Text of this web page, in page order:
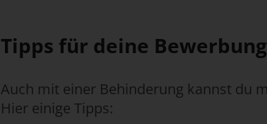
Tipps für deine Bewerbung
Auch mit einer Behinderung kannst du
Hier einige Tipps: